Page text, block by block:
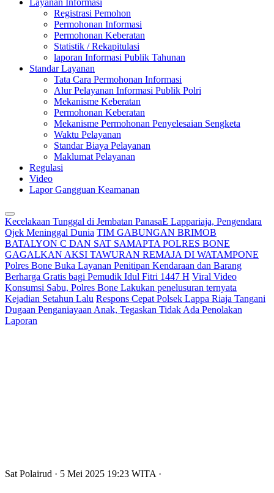
Layanan Informasi
Registrasi Pemohon
Permohonan Informasi
Permohonan Keberatan
Statistik / Rekapitulasi
laporan Informasi Publik Tahunan
Standar Layanan
Tata Cara Permohonan Informasi
Alur Pelayanan Informasi Publik Polri
Mekanisme Keberatan
Permohonan Keberatan
Mekanisme Permohonan Penyelesaian Sengketa
Waktu Pelayanan
Standar Biaya Pelayanan
Maklumat Pelayanan
Regulasi
Video
Lapor Gangguan Keamanan
Kecelakaan Tunggal di Jembatan PanasaE Lappariaja, Pengendara
Ojek Meninggal Dunia TIM GABUNGAN BRIMOB
BATALYON C DAN SAT SAMAPTA POLRES BONE
GAGALKAN AKSI TAWURAN REMAJA DI WATAMPONE
Polres Bone Buka Layanan Penitipan Kendaraan dan Barang
Berharga Gratis bagi Pemudik Idul Fitri 1447 H Viral Video
Konsumsi Sabu, Polres Bone Lakukan penelusuran ternyata
Kejadian Setahun Lalu Respons Cepat Polsek Lappa Riaja Tangani
Dugaan Penganiayaan Anak, Tegaskan Tidak Ada Penolakan
Laporan
Sat Polairud · 5 Mei 2025 19:23 WITA ·